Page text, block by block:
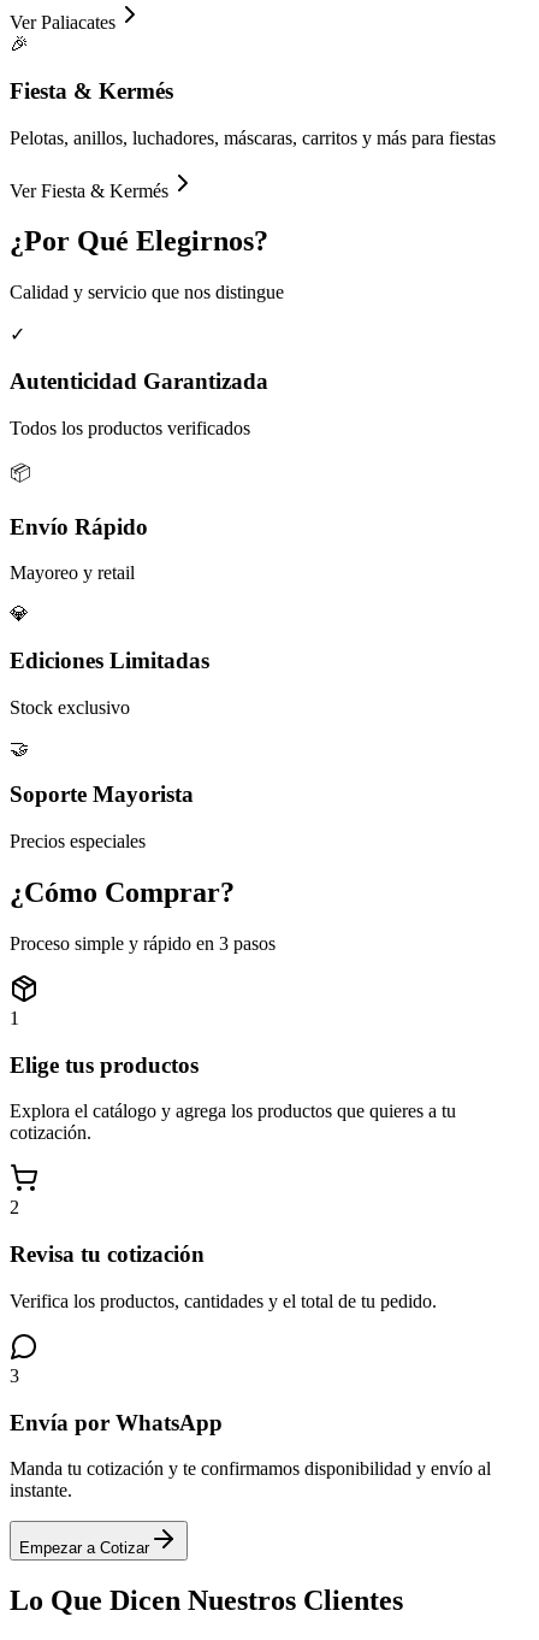
VerPaliacates
🎉
Fiesta & Kermés
Pelotas, anillos, luchadores, máscaras, carritos y más para fiestas
VerFiesta & Kermés
¿Por Qué Elegirnos?
Calidad y servicio que nos distingue
✓
Autenticidad Garantizada
Todos los productos verificados
📦
Envío Rápido
Mayoreo y retail
💎
Ediciones Limitadas
Stock exclusivo
🤝
Soporte Mayorista
Precios especiales
¿Cómo Comprar?
Proceso simple y rápido en 3 pasos
1
Elige tus productos
Explora el catálogo y agrega los productos que quieres a tu
cotización.
2
Revisa tu cotización
Verifica los productos, cantidades y el total de tu pedido.
3
Envía por WhatsApp
Manda tu cotización y te confirmamos disponibilidad y envío al
instante.
Empezar a Cotizar
Lo Que Dicen Nuestros Clientes